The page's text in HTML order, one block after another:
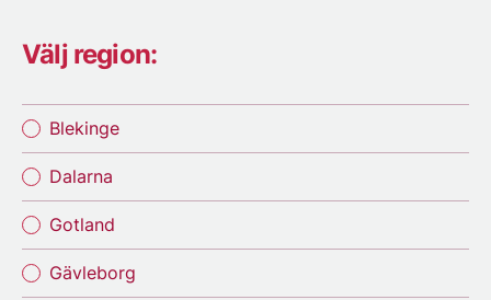
Välj region:
Blekinge
Dalarna
Gotland
Gävleborg